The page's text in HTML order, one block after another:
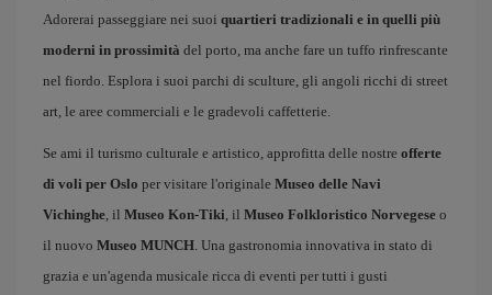
Adorerai passeggiare nei suoi quartieri tradizionali e in quelli più
moderni in prossimità del porto, ma anche fare un tuffo rinfrescante
nel fiordo. Esplora i suoi parchi di sculture, gli angoli ricchi di street
art, le aree commerciali e le gradevoli caffetterie.
Se ami il turismo culturale e artistico, approfitta delle nostre offerte
di voli per Oslo per visitare l'originale Museo delle Navi
Vichinghe , il Museo Kon-Tiki , il Museo Folkloristico Norvegese o
il nuovo Museo MUNCH . Una gastronomia innovativa in stato di
grazia e un'agenda musicale ricca di eventi per tutti i gusti